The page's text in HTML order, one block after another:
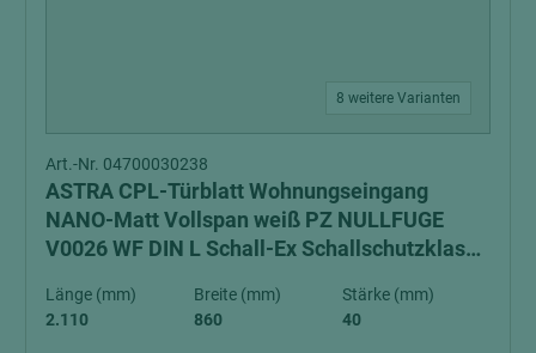
8 weitere Varianten
Art.-Nr. 04700030238
ASTRA CPL-Türblatt Wohnungseingang
NANO-Matt Vollspan weiß PZ NULLFUGE
V0026 WF DIN L Schall-Ex Schallschutzklasse
Länge (mm)
2.110
Breite (mm)
860
Stärke (mm)
40